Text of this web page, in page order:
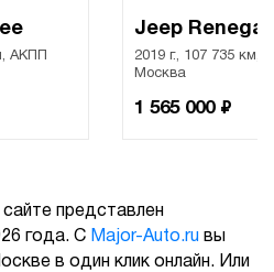
АКПП
Jeep
2019 г., 107 735 км,
Москва
1 565 000 ₽
представлен
года. С Major-Auto.ru вы
в один клик онлайн. Или